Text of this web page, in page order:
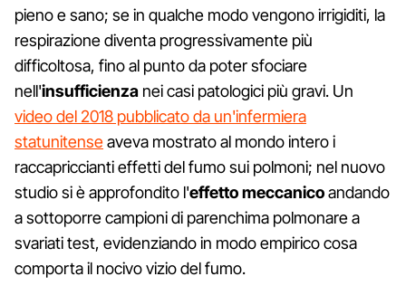
pieno e sano; se in qualche modo vengono irrigiditi, la
respirazione diventa progressivamente più
difficoltosa, fino al punto da poter sfociare
nell'insufficienza nei casi patologici più gravi. Un
video del 2018 pubblicato da un'infermiera
statunitenseaveva mostrato al mondo intero i
raccapriccianti effetti del fumo sui polmoni; nel nuovo
studio si è approfondito l'effetto meccanicoandando
a sottoporre campioni di parenchima polmonare a
svariati test, evidenziando in modo empirico cosa
comporta il nocivo vizio del fumo.